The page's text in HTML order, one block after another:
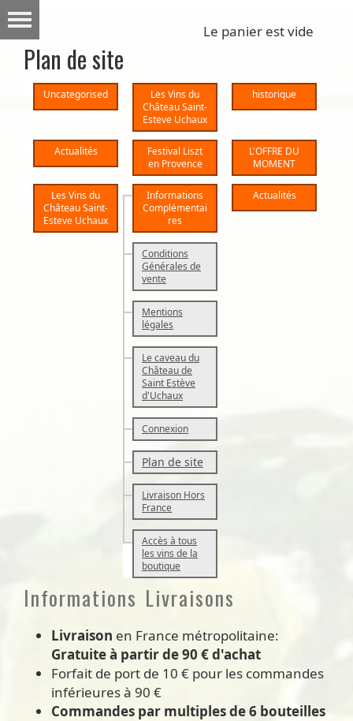
Le panier est vide
Plan de site
Uncategorised
Les Vins du
Château Saint-
Esteve Uchaux
historique
Actualités
Festival Liszt
en Provence
L'OFFRE DU
MOMENT
Les Vins du
Château Saint-
Esteve Uchaux
Informations
Complémentai
res
Conditions
Générales de
vente
Mentions
légales
Le caveau du
Château de
Saint Estève
d'Uchaux
Connexion
Plan de site
Livraison Hors
France
Accès à tous
les vins de la
boutique
Actualités
Informations Livraisons
Livraison en France métropolitaine:
Gratuite à partir de 90 € d'achat
Forfait de port de 10 € pour les commandes
inférieures à 90 €
Commandes par multiples de 6 bouteilles